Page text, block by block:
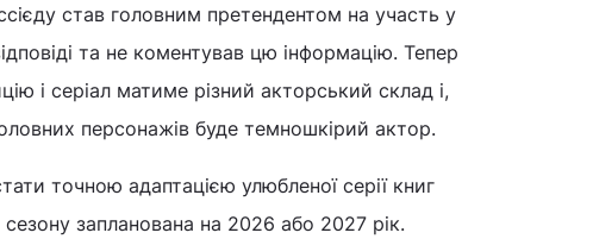
став головним претендентом на участь у
та не коментував цю інформацію. Тепер
і серіал матиме різний акторський склад і,
персонажів буде темношкірий актор.
точною адаптацією улюбленої серії книг
запланована на 2026 або 2027 рік.